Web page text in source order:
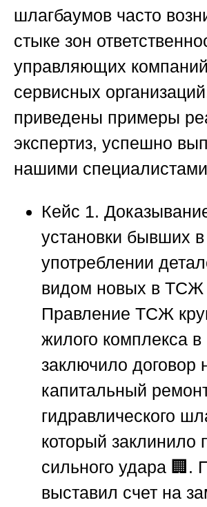
шлагбаумов часто
стыке зон
управляющих
сервисных
приведены примеры
экспертиз, успешно
нашими
Кейс 1.
установки бывших в
употреблении
видом новых в ТСЖ
Правление ТСЖ
жилого комплекса
заключило договор
капитальный
гидравлического
который заклинило
сильного удара 🏢.
выставил счет на